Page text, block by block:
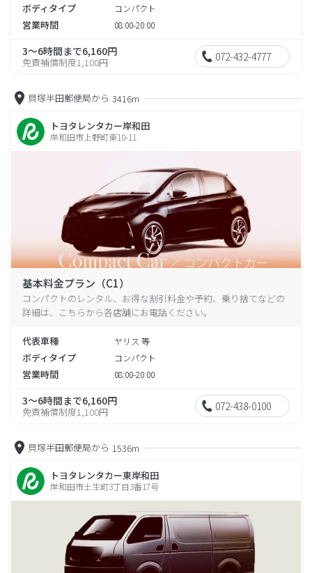
ボディタイプ コンパクト
営業時間 08:00-20:00
3～6時間まで6,160円
免責補償制度1,100円 072-432-4777
貝塚半田郵便局から 3416m
トヨタレンタカー岸和田
岸和田市上野町東10-11
基本料金プラン（C1）
コンパクトのレンタル、お得な割引料金や予約、乗り捨てなどの
詳細は、こちらから各店舗にお電話ください。
代表車種 ヤリス 等
ボディタイプ コンパクト
営業時間 08:00-20:00
3～6時間まで6,160円
免責補償制度1,100円 072-438-0100
貝塚半田郵便局から 1536m
トヨタレンタカー東岸和田
岸和田市土生町3丁目3番17号